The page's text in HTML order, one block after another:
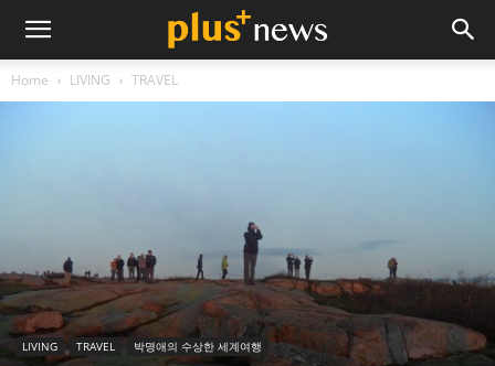
Home LIVING TRAVEL
LIVING TRAVEL 박명애의 수상한 세계여행